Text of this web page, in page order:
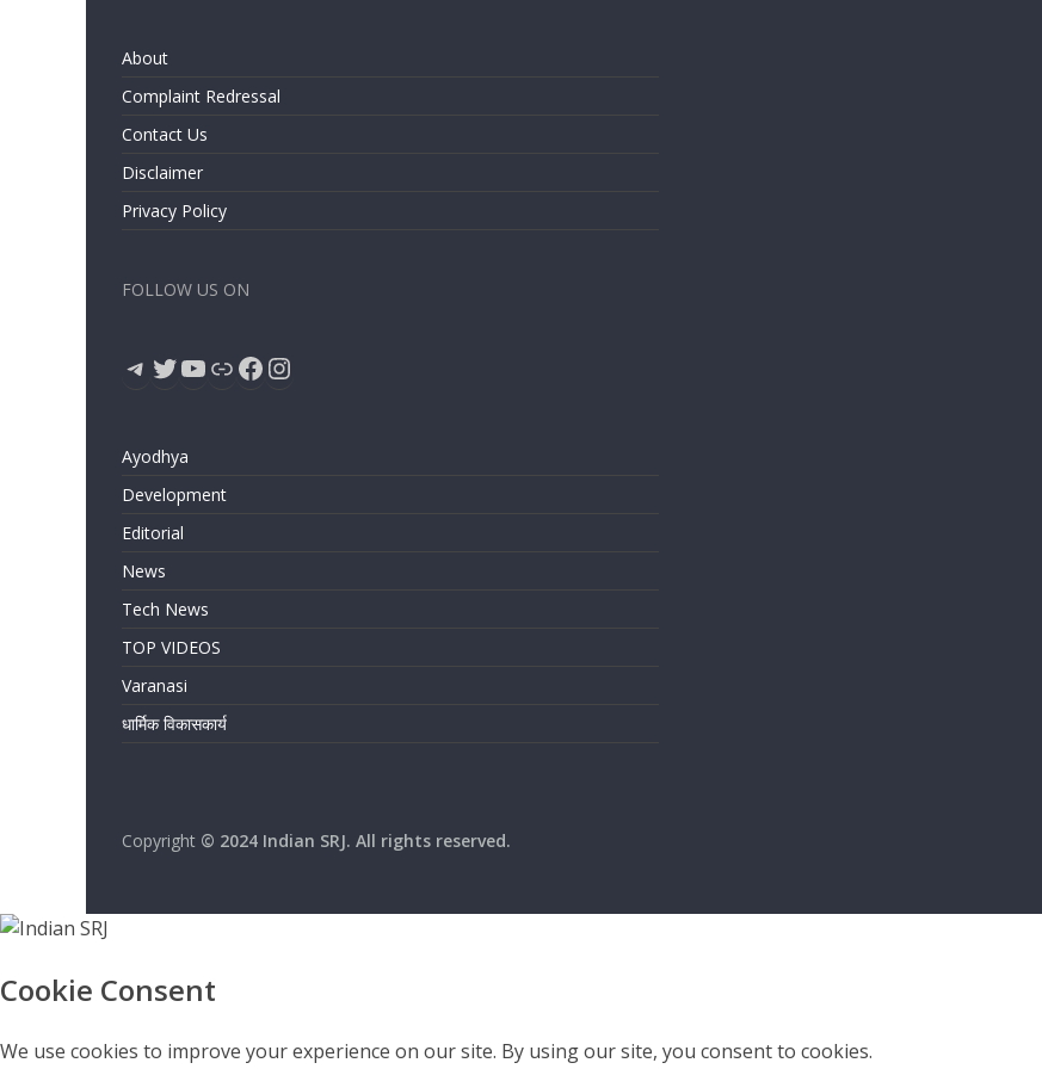
About
Complaint Redressal
Contact Us
Disclaimer
Privacy Policy
FOLLOW US ON
Telegram
Twitter
YouTube
LinkFacebook
Instagram
Ayodhya
Development
Editorial
News
Tech News
TOP VIDEOS
Varanasi
धार्मिक विकासकार्य
Copyright © 2024 Indian SRJ. All rights reserved.